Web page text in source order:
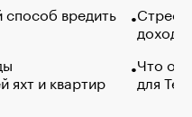
вредить
яхт и квартир
Что
для